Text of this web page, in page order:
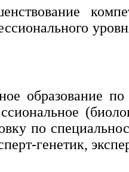
образование по
по
генетик,